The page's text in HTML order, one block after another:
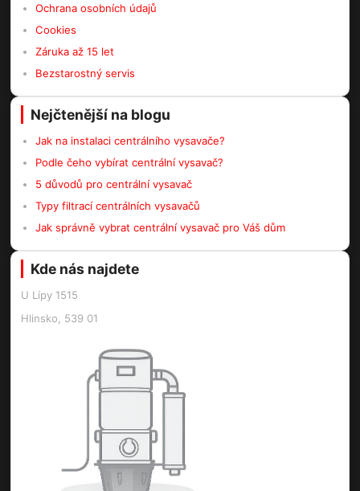
Ochrana osobních údajů
Cookies
Záruka až 15 let
Bezstarostný servis
Nejčtenější na blogu
Jak na instalaci centrálního vysavače?
Podle čeho vybírat centrální vysavač?
5 důvodů pro centrální vysavač
Typy filtrací centrálních vysavačů
Jak správně vybrat centrální vysavač pro Váš dům
Kde nás najdete
U Lípy 1515
Hlinsko, 539 01